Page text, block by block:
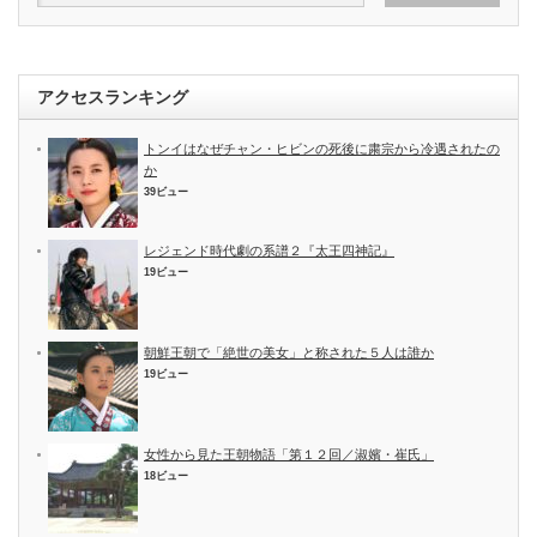
アクセスランキング
トンイはなぜチャン・ヒビンの死後に粛宗から冷遇されたの
か
39ビュー
レジェンド時代劇の系譜２『太王四神記』
19ビュー
朝鮮王朝で「絶世の美女」と称された５人は誰か
19ビュー
女性から見た王朝物語「第１２回／淑嬪・崔氏」
18ビュー